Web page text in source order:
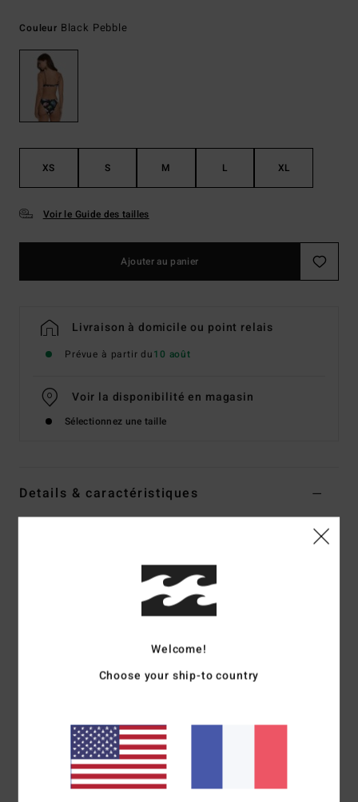
Couleur Black Pebble
XS S M L XL
Voir le Guide des tailles
Ajouter au panier
Livraison à domicile ou point relais
Prévue à partir du10 août
Voir la disponibilité en magasin
Sélectionnez une taille
Details & caractéristiques
couvrance mini
modèle échancré et haut sur la jambe
Composition[Matière principale] 78% nylon recyclé, 22%
élasthanne
Traçabilité du produit (Loi Agec)
Welcome!
Choose your ship-to country